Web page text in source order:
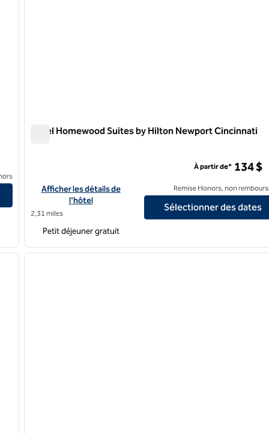
Hôtel Homewood Suites by Hilton Newport Cincinnati
Afficher les détails de l'hôtel Homewood Suites by Hilton
Afficher les détails de
l'hôtel
2,31 miles
À partir de* 134 $
Remise Honors, non
Sélectionner des dates
Petit déjeuner gratuit
image suivante
1 sur 12